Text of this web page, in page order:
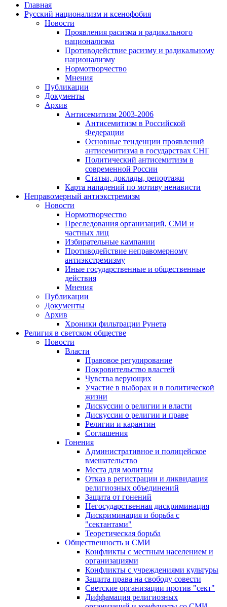
Главная
Русский национализм и ксенофобия
Новости
Проявления расизма и радикального
национализма
Противодействие расизму и радикальному
национализму
Нормотворчество
Мнения
Публикации
Документы
Архив
Антисемитизм 2003-2006
Антисемитизм в Российской
Федерации
Основные тенденции проявлений
антисемитизма в государствах СНГ
Политический антисемитизм в
современной России
Статьи, доклады, репортажи
Карта нападений по мотиву ненависти
Неправомерный антиэкстремизм
Новости
Нормотворчество
Преследования организаций, СМИ и
частных лиц
Избирательные кампании
Противодействие неправомерному
антиэкстремизму
Иные государственные и общественные
действия
Мнения
Публикации
Документы
Архив
Хроники фильтрации Рунета
Религия в светском обществе
Новости
Власти
Правовое регулирование
Покровительство властей
Чувства верующих
Участие в выборах и в политической
жизни
Дискуссии о религии и власти
Дискуссии о религии и праве
Религии и карантин
Соглашения
Гонения
Административное и полицейское
вмешательство
Места для молитвы
Отказ в регистрации и ликвидация
религиозных объединений
Защита от гонений
Негосударственная дискриминация
Дискриминация и борьба с
"сектантами"
Теоретическая борьба
Общественность и СМИ
Конфликты с местным населением и
организациями
Конфликты с учреждениями культуры
Защита права на свободу совести
Светские организации против "сект"
Диффамация религиозных